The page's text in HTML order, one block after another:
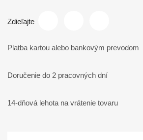
Zdieľajte
Platba kartou alebo bankovým prevodom
Doručenie do 2 pracovných dní
14-dňová lehota na vrátenie tovaru